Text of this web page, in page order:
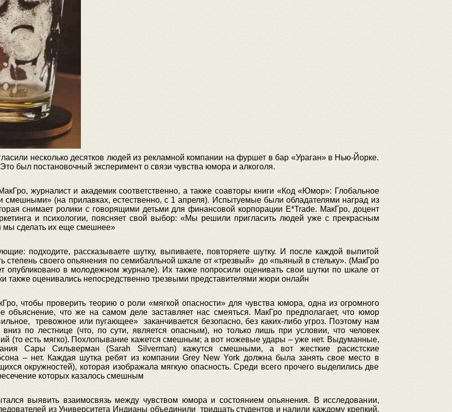
несколько десятков людей из рекламной компании на фуршет в бар «Ураган» в Нью-Йорке.
был постановочный эксперимент о связи чувства юмора и алкоголя.
журналист и академик соответственно, а также соавторы книги «Код «Юмор»: Глобальное
смешными» (на прилавках, естественно, с 1 апреля). Испытуемые были обладателями наград из
снимает ролики с говорящими детьми для финансовой корпорации E*Trade. МакГро, доцент
и психологии, поясняет свой выбор: «Мы решили пригласить людей уже с прекрасным
мы сделать их еще смешнее»
подходите, рассказываете шутку, выпиваете, повторяете шутку. И после каждой выпитой
своего опьянения по семибалльной шкале от «трезвый» до «пьяный в стельку». (МакГро
опубликовано в молодежном журнале). Их также попросили оценивать свои шутки по шкале от
также оценивались непосредственно трезвыми представителями жюри онлайн
чтобы проверить теорию о роли «мягкой опасности» для чувства юмора, одна из огромного
объяснение, что же на самом деле заставляет нас смеяться. МакГро предполагает, что юмор
тревожное или пугающее» заканчивается безопасно, без каких-либо угроз. Поэтому нам
по лестнице (что, по сути, является опасным), но только лишь при условии, что человек
(то есть мягко). Похлопывание кажется смешным; а вот ножевые удары – уже нет. Выдуманные,
Сары Сильверман (Sarah Silverman) кажутся смешными, а вот жесткие расистские
– нет. Каждая шутка ребят из компании Grey New York должна была занять свое место в
окружностей), которая изображала мягкую опасность. Среди всего прочего выделились две
которых казалось смешным
выявить взаимосвязь между чувством юмора и состоянием опьянения. В исследовании,
из Университета Индианы объединили тридцать студентов и налили каждому крепкий,